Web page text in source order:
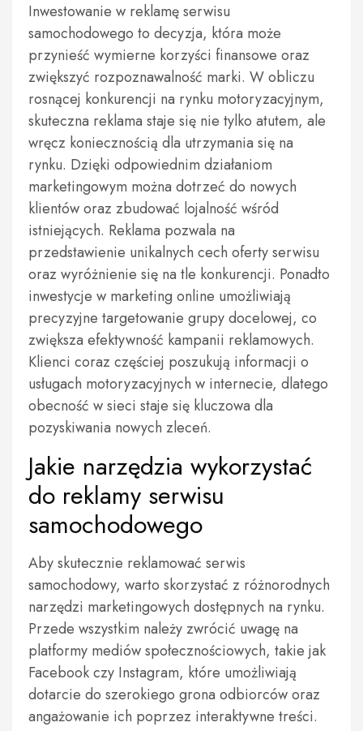
Inwestowanie w reklamę serwisu
samochodowego to decyzja, która może
przynieść wymierne korzyści finansowe oraz
zwiększyć rozpoznawalność marki. W obliczu
rosnącej konkurencji na rynku motoryzacyjnym,
skuteczna reklama staje się nie tylko atutem, ale
wręcz koniecznością dla utrzymania się na
rynku. Dzięki odpowiednim działaniom
marketingowym można dotrzeć do nowych
klientów oraz zbudować lojalność wśród
istniejących. Reklama pozwala na
przedstawienie unikalnych cech oferty serwisu
oraz wyróżnienie się na tle konkurencji. Ponadto
inwestycje w marketing online umożliwiają
precyzyjne targetowanie grupy docelowej, co
zwiększa efektywność kampanii reklamowych.
Klienci coraz częściej poszukują informacji o
usługach motoryzacyjnych w internecie, dlatego
obecność w sieci staje się kluczowa dla
pozyskiwania nowych zleceń.
Jakie narzędzia wykorzystać
do reklamy serwisu
samochodowego
Aby skutecznie reklamować serwis
samochodowy, warto skorzystać z różnorodnych
narzędzi marketingowych dostępnych na rynku.
Przede wszystkim należy zwrócić uwagę na
platformy mediów społecznościowych, takie jak
Facebook czy Instagram, które umożliwiają
dotarcie do szerokiego grona odbiorców oraz
angażowanie ich poprzez interaktywne treści.